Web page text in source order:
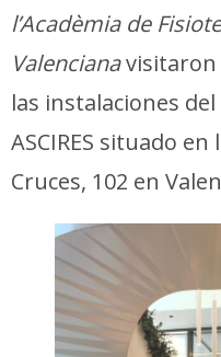
l’Acadèmia de
Valencianavisitaron
las instalaciones
ASCIRES situado
Cruces, 102 en